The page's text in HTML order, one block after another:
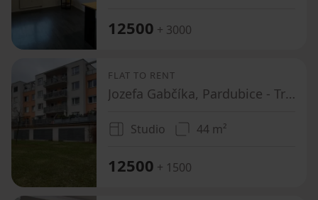
12500 + 3000
FLAT TO RENT
Jozefa Gabčíka, Pardubice - Trnová, Pardubický Region
Studio 44 m²
12500 + 1500